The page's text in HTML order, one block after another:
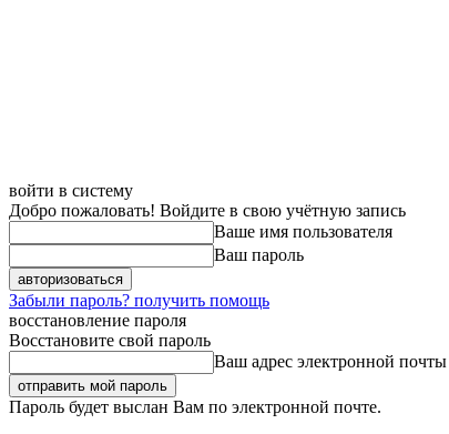
войти в систему
Добро пожаловать! Войдите в свою учётную запись
Ваше имя пользователя
Ваш пароль
Забыли пароль? получить помощь
восстановление пароля
Восстановите свой пароль
Ваш адрес электронной почты
Пароль будет выслан Вам по электронной почте.